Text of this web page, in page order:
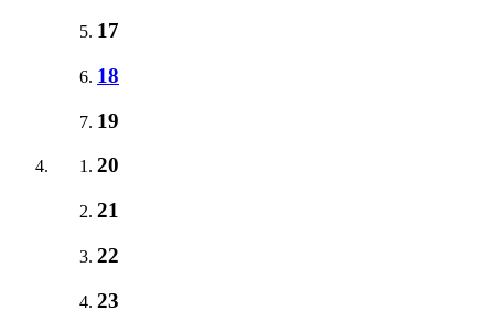
17
18
19
20
21
22
23